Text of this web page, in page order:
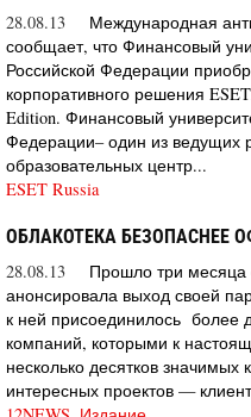
28.08.13
Международная
сообщает, что Финансовый
Российской Федерации
корпоративного решения
Edition. Финансовый
Федерации– один из ведущих
образовательных центр...
ESET Russia
ОБЛАКОТЕКА БЕЗОПАСНЕЕ
28.08.13
Прошло три месяца
анонсировала выход своей
к ней присоединилось более
компаний, которыми к
несколько десятков
интересных проектов —